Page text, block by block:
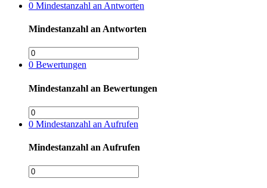
0 Mindestanzahl an Antworten
Mindestanzahl an Antworten
0 Bewertungen
Mindestanzahl an Bewertungen
0 Mindestanzahl an Aufrufen
Mindestanzahl an Aufrufen